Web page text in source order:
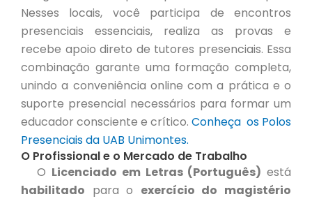
Nesses locais, você participa de encontros
presenciais essenciais, realiza as provas e
recebe apoio direto de tutores presenciais. Essa
combinação garante uma formação completa,
unindo a conveniência online com a prática e o
suporte presencial necessários para formar um
educador consciente e crítico. Conheça os Polos
Presenciais da UAB Unimontes.
O Profissional e o Mercado de Trabalho
O Licenciado em Letras (Português) está
habilitado para o exercício do magistério